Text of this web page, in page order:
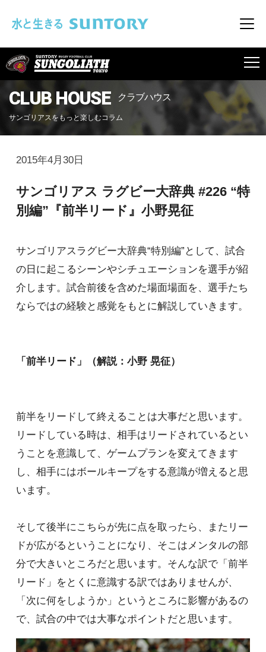
メ
CLUB HOUSE クラブハウス
サンゴリアスをもっと楽しむコラム
2015年4月30日
サンゴリアス ラグビー大辞典 #226 “特
別編”『前半リード』小野晃征
サンゴリアスラグビー大辞典“特別編”として、試合
の日に起こるシーンやシチュエーションを選手が紹
介します。試合前後を含めた場面場面を、選手たち
ならではの経験と感覚をもとに解説していきます。
「前半リード」（解説：小野 晃征）
前半をリードして終えることは大事だと思います。
リードしている時は、相手はリードされているとい
うことを意識して、ゲームプランを変えてきます
し、相手にはボールキープをする意識が増えると思
います。
そして後半にこちらが先に点を取ったら、またリー
ドが広がるということになり、そこはメンタルの部
分で大きいところだと思います。そんな訳で「前半
リード」をとくに意識する訳ではありませんが、
「次に何をしようか」というところに影響があるの
で、試合の中では大事なポイントだと思います。